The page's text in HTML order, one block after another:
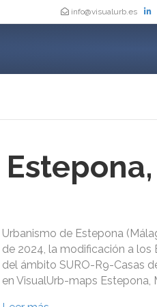
info@visualurb.es
Urbanismo de Estepona
de 2024, la modificación a
del ámbito SURO-R9-Casas
en VisualUrb-maps Estepona,